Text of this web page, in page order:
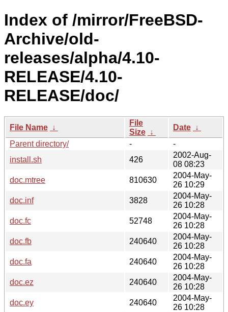
Index of /mirror/FreeBSD-
Archive/old-
releases/alpha/4.10-
RELEASE/4.10-
RELEASE/doc/
File Name ↓
File
Size ↓
Date ↓
Parent directory/
-
-
install.sh
426
2002-Aug-
08 08:23
doc.mtree
810630
2004-May-
26 10:29
doc.inf
3828
2004-May-
26 10:28
doc.fc
52748
2004-May-
26 10:28
doc.fb
240640
2004-May-
26 10:28
doc.fa
240640
2004-May-
26 10:28
doc.ez
240640
2004-May-
26 10:28
doc.ey
240640
2004-May-
26 10:28